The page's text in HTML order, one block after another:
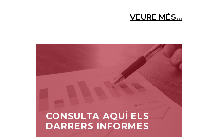
VEURE MÉS...
CONSULTA AQUÍ ELS
DARRERS INFORMES